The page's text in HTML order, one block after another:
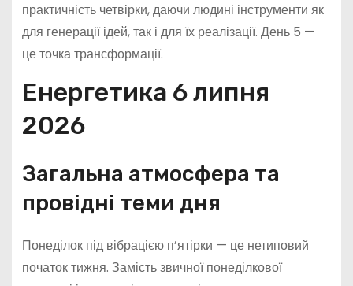
практичність четвірки, даючи людині інструменти як
для генерації ідей, так і для їх реалізації. День 5 —
це точка трансформації.
Енергетика 6 липня
2026
Загальна атмосфера та
провідні теми дня
Понеділок під вібрацією п’ятірки — це нетиповий
початок тижня. Замість звичної понеділкової